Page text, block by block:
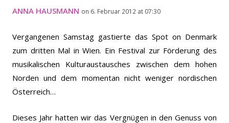
ANNA HAUSMANN on 6. Februar 2012 at 07:30
Vergangenen Samstag gastierte das Spot on Denmark
zum dritten Mal in Wien. Ein Festival zur Förderung des
musikalischen Kulturaustausches zwischen dem hohen
Norden und dem momentan nicht weniger nordischen
Österreich…
Dieses Jahr hatten wir das Vergnügen in den Genuss von